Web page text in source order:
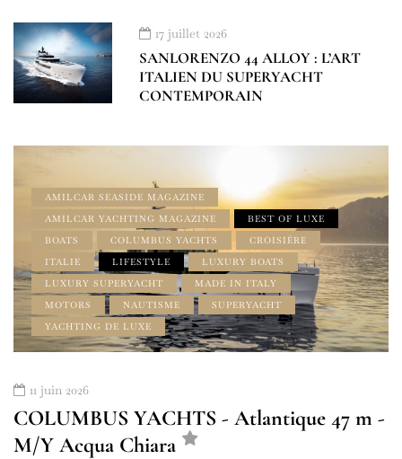
17 juillet 2026
SANLORENZO 44 ALLOY : L’ART
ITALIEN DU SUPERYACHT
CONTEMPORAIN
AMILCAR SEASIDE MAGAZINE
AMILCAR YACHTING MAGAZINE
BEST OF LUXE
BOATS
COLUMBUS YACHTS
CROISIÈRE
ITALIE
LIFESTYLE
LUXURY BOATS
LUXURY SUPERYACHT
MADE IN ITALY
MOTORS
NAUTISME
SUPERYACHT
YACHTING DE LUXE
11 juin 2026
COLUMBUS YACHTS - Atlantique 47 m -
M/Y Acqua Chiara